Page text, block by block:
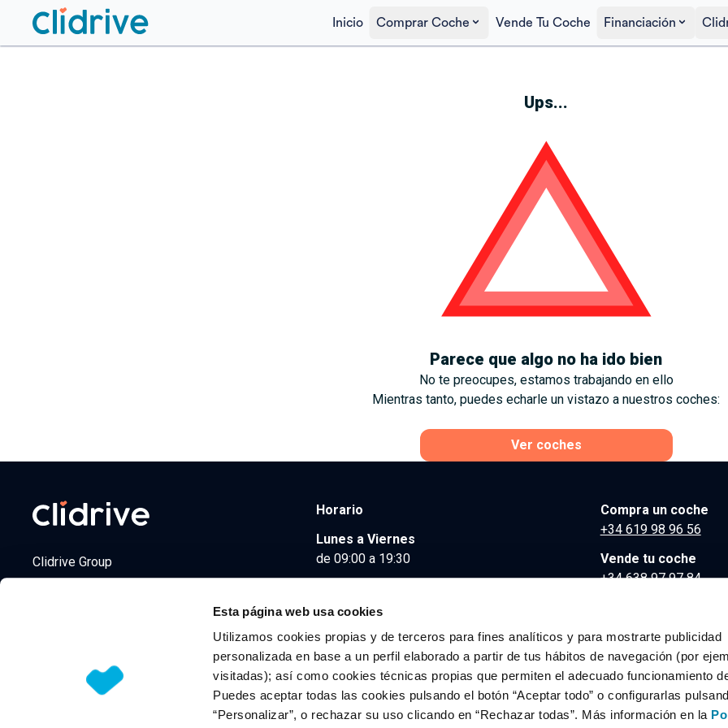
Esta página web usa cookies
Utilizamos cookies propias y de terceros para fines analíticos y para mostrarte publicidad
personalizada en base a un perfil elaborado a partir de tus hábitos de navegación (por
visitadas); así como cookies técnicas propias que permiten el adecuado funcionamiento
Puedes aceptar todas las cookies pulsando el botón “Aceptar todo” o configurarlas
“Personalizar”, o rechazar su uso clicando en “Rechazar todas”. Más información en la
Inicio Comprar Coche Vende Tu Coche Financiación
Ups...
Parece que algo no ha ido bien
No te preocupes, estamos trabajando en ello
Mientras tanto, puedes echarle un vistazo a nuestros coches:
Ver coches
Clidrive Group
Horario
Lunes a Viernes
de 09:00 a 19:30
Compra un coche
+34 619 98 96 56
Vende tu coche
+34 638 97 97 84
© 2026 CLIDRIVE CAPITAL, SOCIEDAD LIMITADA. Todos los derechos reservados.